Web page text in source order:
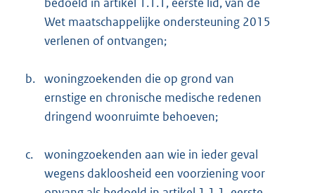
Wet maatschappelijke ondersteuning 2015
verlenen of ontvangen;
b. woningzoekenden die op grond van
ernstige en chronische medische redenen
dringend woonruimte behoeven;
c.
woningzoekenden aan wie in ieder geval
wegens dakloosheid een voorziening voor